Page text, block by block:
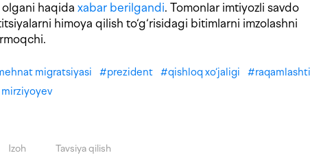
haqida xabar berilgandi. Tomonlar imtiyozli savdo
himoya qilish to‘g‘risidagi bitimlarni imzolashni
migratsiyasi #prezident #qishloq xo‘jaligi #
Izoh Tavsiya qilish